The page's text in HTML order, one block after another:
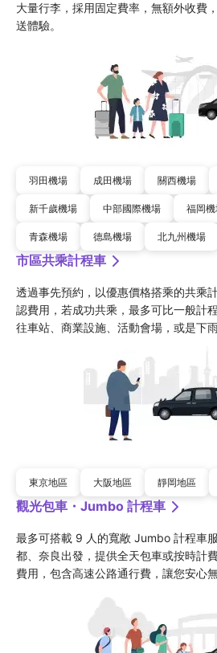
大量行李，採用固定費率，無額外收費
送體驗。
羽田機場 成田機場 關西機場
新千歲機場 中部國際機場 福岡
青森機場 德島機場 北九州機場
市區共乘計程車
透過事先預約，以優惠價格搭乘的共乘
認費用，若成功共乘，最多可比一般計
往車站、商業設施、活動會場，或是下
東京地區 大阪地區 靜岡地區
觀光包車・Jumbo 計程車
最多可搭載 9 人的寬敞 Jumbo 計程車
都、奈良出發，提供全天包車或按時計
費用，包含高速公路通行費，讓您安心無